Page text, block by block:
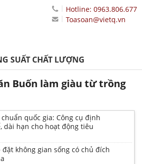
Hotline: 0963.806.677
Toasoan@vietq.vn
SUẤT CHẤT LƯỢNG
Buốn làm giàu từ trồng
quốc gia: Công cụ định
dài hạn cho hoạt động tiêu
không gian sống có chủ đích